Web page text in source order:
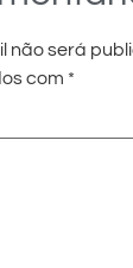
não será
com *